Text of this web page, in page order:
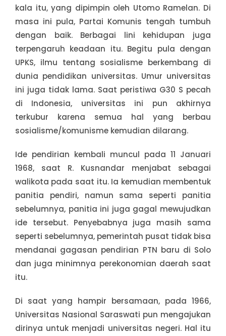
kala itu, yang dipimpin oleh Utomo Ramelan. Di
masa ini pula, Partai Komunis tengah tumbuh
dengan baik. Berbagai lini kehidupan juga
terpengaruh keadaan itu. Begitu pula dengan
UPKS, ilmu tentang sosialisme berkembang di
dunia pendidikan universitas. Umur universitas
ini juga tidak lama. Saat peristiwa G30 S pecah
di Indonesia, universitas ini pun akhirnya
terkubur karena semua hal yang berbau
sosialisme/komunisme kemudian dilarang.
Ide pendirian kembali muncul pada 11 Januari
1968, saat R. Kusnandar menjabat sebagai
walikota pada saat itu. Ia kemudian membentuk
panitia pendiri, namun sama seperti panitia
sebelumnya, panitia ini juga gagal mewujudkan
ide tersebut. Penyebabnya juga masih sama
seperti sebelumnya, pemerintah pusat tidak bisa
mendanai gagasan pendirian PTN baru di Solo
dan juga minimnya perekonomian daerah saat
itu.
Di saat yang hampir bersamaan, pada 1966,
Universitas Nasional Saraswati pun mengajukan
dirinya untuk menjadi universitas negeri. Hal itu